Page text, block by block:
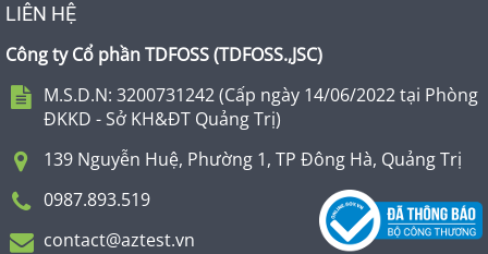
LIÊN HỆ
Công ty Cổ phần TDFOSS (TDFOSS.,JSC)
M.S.D.N: 3200731242 (Cấp ngày 14/06/2022 tại Phòng
ĐKKD - Sở KH&ĐT Quảng Trị)
139 Nguyễn Huệ, Phường 1, TP Đông Hà, Quảng Trị
0987.893.519
contact@aztest.vn